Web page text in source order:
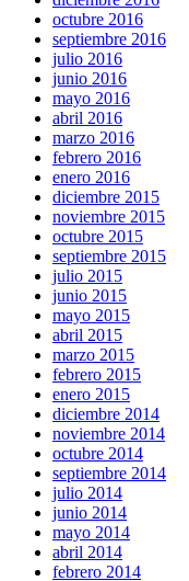
octubre 2016
septiembre 2016
julio 2016
junio 2016
mayo 2016
abril 2016
marzo 2016
febrero 2016
enero 2016
diciembre 2015
noviembre 2015
octubre 2015
septiembre 2015
julio 2015
junio 2015
mayo 2015
abril 2015
marzo 2015
febrero 2015
enero 2015
diciembre 2014
noviembre 2014
octubre 2014
septiembre 2014
julio 2014
junio 2014
mayo 2014
abril 2014
febrero 2014